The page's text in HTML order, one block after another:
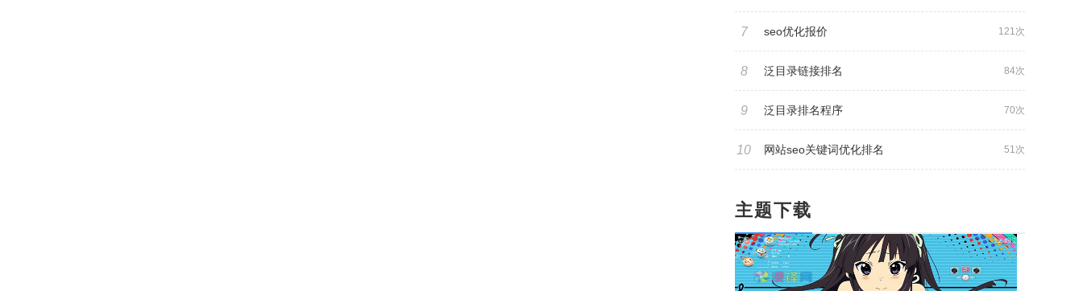
121次
7 seo优化报价
84次
8 泛目录链接排名
70次
9 泛目录排名程序
51次
10 网站seo关键词优化排名
主题下载